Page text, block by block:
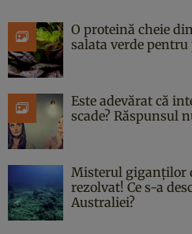
O proteină cheie
salata verde
Este adevărat că
scade? Răspunsul
Misterul giganților
rezolvat! Ce s-a
Australiei?